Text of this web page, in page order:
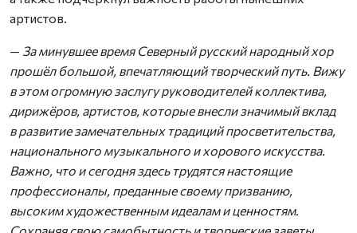
артистов.
— За минувшее время Северный русский народный хор
прошёл большой, впечатляющий творческий путь. Вижу
в этом огромную заслугу руководителей коллектива,
дирижёров, артистов, которые внесли значимый вклад
в развитие замечательных традиций просветительства,
национального музыкального и хорового искусства.
Важно, что и сегодня здесь трудятся настоящие
профессионалы, преданные своему призванию,
высоким художественным идеалам и ценностям.